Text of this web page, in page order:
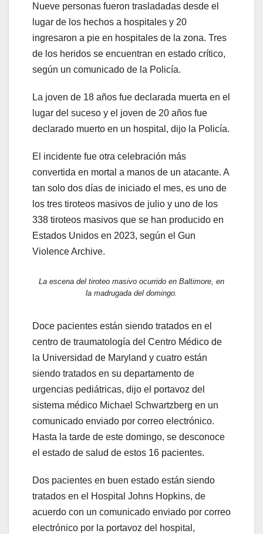
Nueve personas fueron trasladadas desde el
lugar de los hechos a hospitales y 20
ingresaron a pie en hospitales de la zona. Tres
de los heridos se encuentran en estado crítico,
según un comunicado de la Policía.
La joven de 18 años fue declarada muerta en el
lugar del suceso y el joven de 20 años fue
declarado muerto en un hospital, dijo la Policía.
El incidente fue otra celebración más
convertida en mortal a manos de un atacante. A
tan solo dos días de iniciado el mes, es uno de
los tres tiroteos masivos de julio y uno de los
338 tiroteos masivos que se han producido en
Estados Unidos en 2023, según el Gun
Violence Archive.
La escena del tiroteo masivo ocurrido en Baltimore, en
la madrugada del domingo.
Doce pacientes están siendo tratados en el
centro de traumatología del Centro Médico de
la Universidad de Maryland y cuatro están
siendo tratados en su departamento de
urgencias pediátricas, dijo el portavoz del
sistema médico Michael Schwartzberg en un
comunicado enviado por correo electrónico.
Hasta la tarde de este domingo, se desconoce
el estado de salud de estos 16 pacientes.
Dos pacientes en buen estado están siendo
tratados en el Hospital Johns Hopkins, de
acuerdo con un comunicado enviado por correo
electrónico por la portavoz del hospital,